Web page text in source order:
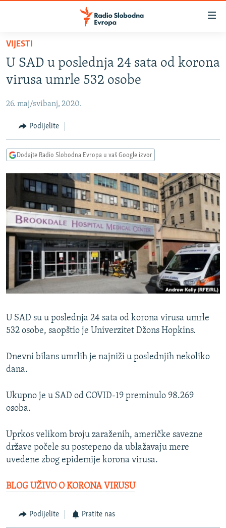
Pređite
glavni
sadržaj
na
navigaciju
Pređite
na
BOSNA I HERCEGOVINA
KOSOVO
CRNA GORA
VIDEO
FOTOGALERIJE
INFOGRAFIKE
PODCASTI
RAT U UKRAJINI
KINA NA BALKANU
RSE PRIČE IZ SVIJETA
ISPRIČAJ MI
DNEVNO@RSE
SPECIJALI RSE
VIŠE OD NASLOVA
POPLAVE I KLIZIŠTA U BIH 2024.
TRI DECENIJE OD RATA U BIH
NASTANAK I RASPAD JUGOSLAVIJE
VIJESTI
U SAD u poslednja 24 sata od korona
virusa umrle 532 osobe
26. maj/svibanj, 2020.
Podijelite
Dodajte Radio Slobodna Evropa u vaš Google izvor
U SAD su u poslednja 24 sata od korona virusa umrle
532 osobe, saopštio je Univerzitet Džons Hopkins.
Dnevni bilans umrlih je najniži u poslednjih nekoliko
dana.
Ukupno je u SAD od COVID-19 preminulo 98.269
osoba.
Uprkos velikom broju zaraženih, američke savezne
države počele su postepeno da ublažavaju mere
uvedene zbog epidemije korona virusa.
BLOG UŽIVO O KORONA VIRUSU
Podijelite Pratite nas